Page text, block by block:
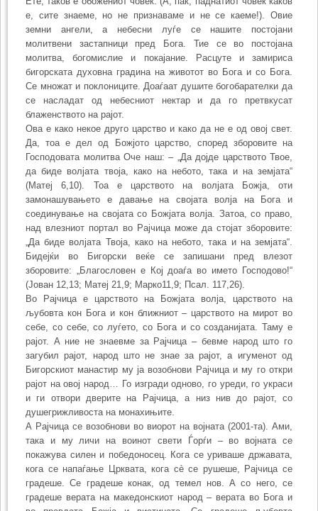
е, сите знаеме, но не признаваме и не се каеме!). Овие
земни ангели, а небесни луѓе се нашите постојани
молитвени застапници пред Бога. Тие се во постојана
молитва, богомислие и покајание. Расцуте и замириса
бигорската духовна градина на животот во Бога и со Бога.
Се множат и поклониците. Доаѓаат душите богобарателки да
се насладат од небесниот нектар и да го претвкусат
блаженството на рајот.
Ова е како некое друго царство и како да не е од овој свет.
Да, тоа е дел од Божјото царство, според зборовите на
Господовата молитва Оче наш: – „Да дојде царството Твое,
да биде волјата твоја, како на небото, така и на земјата“
(Матеј 6,10). Тоа е царството на волјата Божја, оти
замонашувањето е давање на својата волја на Бога и
соединување на својата со Божјата волја. Затоа, со право,
над влезниот портал во Рајчица може да стојат зборовите:
„Да биде волјата Твоја, како на небото, така и на земјата“.
Бидејќи во Бигорски веќе се запишани пред влезот
зборовите: „Благословен е Кој доаѓа во името Господово!“
(Јован 12,13; Матеј 21,9; Марко11,9; Псал. 117,26).
Во Рајчица е царството на Божјата волја, царството на
љубовта кон Бога и кон ближниот – царството на мирот во
себе, со себе, со луѓето, со Бога и со созданијата. Таму е
рајот. А ние не знаевме за Рајчица – бевме народ што го
загубил рајот, народ што не знае за рајот, а игуменот од
Бигорскиот манастир му ја возобнови Рајчица и му го откри
рајот на овој народ… Го изгради одново, го уреди, го украси
и ги отвори дверите на Рајчица, а низ нив до рајот, со
душегрижливоста на монахињите.
А Рајчица се возобнови во виорот на војната (2001-та). Ами,
така и му личи на воинот свети Ѓорѓи – во војната се
покажува силен и победоносец. Кога се уриваше државата,
кога се напаѓање Црквата, кога сè се рушеше, Рајчица се
градеше. Се градеше конак, од темел нов. А со него, се
градеше верата на македонскиот народ – верата во Бога и